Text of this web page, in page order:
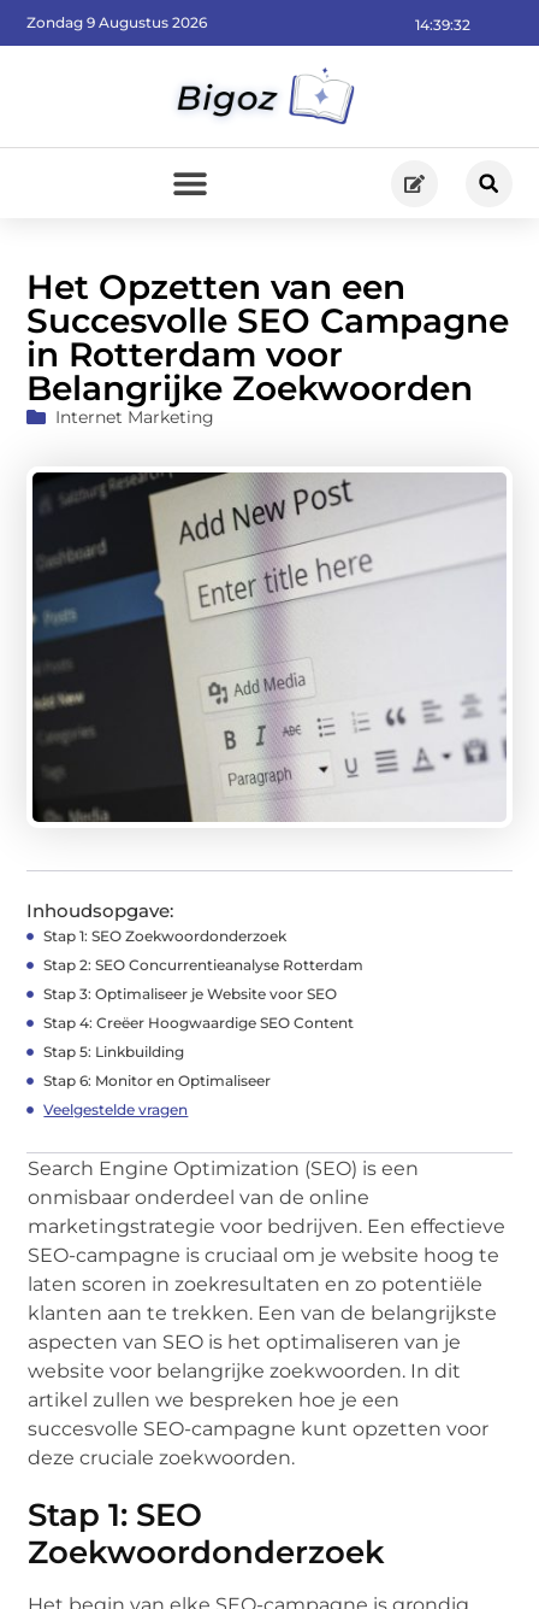
14:39:33
Zondag 9 Augustus 2026
Het Opzetten van een
Succesvolle SEO Campagne
in Rotterdam voor
Belangrijke Zoekwoorden
Internet Marketing
Inhoudsopgave:
Stap 1: SEO Zoekwoordonderzoek
Stap 2: SEO Concurrentieanalyse Rotterdam
Stap 3: Optimaliseer je Website voor SEO
Stap 4: Creëer Hoogwaardige SEO Content
Stap 5: Linkbuilding
Stap 6: Monitor en Optimaliseer
Veelgestelde vragen
Search Engine Optimization (SEO) is een
onmisbaar onderdeel van de online
marketingstrategie voor bedrijven. Een effectieve
SEO-campagne is cruciaal om je website hoog te
laten scoren in zoekresultaten en zo potentiële
klanten aan te trekken. Een van de belangrijkste
aspecten van SEO is het optimaliseren van je
website voor belangrijke zoekwoorden. In dit
artikel zullen we bespreken hoe je een
succesvolle SEO-campagne kunt opzetten voor
deze cruciale zoekwoorden.
Stap 1: SEO
Zoekwoordonderzoek